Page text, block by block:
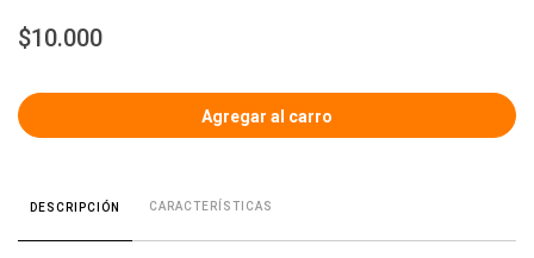
$10.000
DESCRIPCIÓN CARACTERÍSTICAS